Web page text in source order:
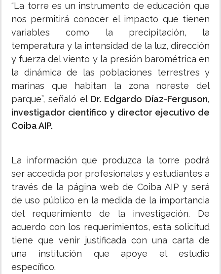
“La torre es un instrumento de educación que
nos permitirá conocer el impacto que tienen
variables como la precipitación, la
temperatura y la intensidad de la luz, dirección
y fuerza del viento y la presión barométrica en
la dinámica de las poblaciones terrestres y
marinas que habitan la zona noreste del
parque”, señaló elDr. Edgardo Díaz-Ferguson,
investigador científico y director ejecutivo de
Coiba AIP.
La información que produzca la torre podrá
ser accedida por profesionales y estudiantes a
través de la página web de Coiba AIP y será
de uso público en la medida de la importancia
del requerimiento de la investigación. De
acuerdo con los requerimientos, esta solicitud
tiene que venir justificada con una carta de
una institución que apoye el estudio
específico.